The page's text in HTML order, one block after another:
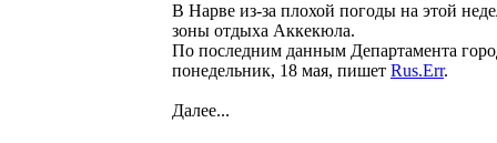
В Нарве из-за плохой погоды на этой
зоны отдыха Аккекюла.
По последним данным Департамента
понедельник, 18 мая, пишет Rus.Err.
Далее...